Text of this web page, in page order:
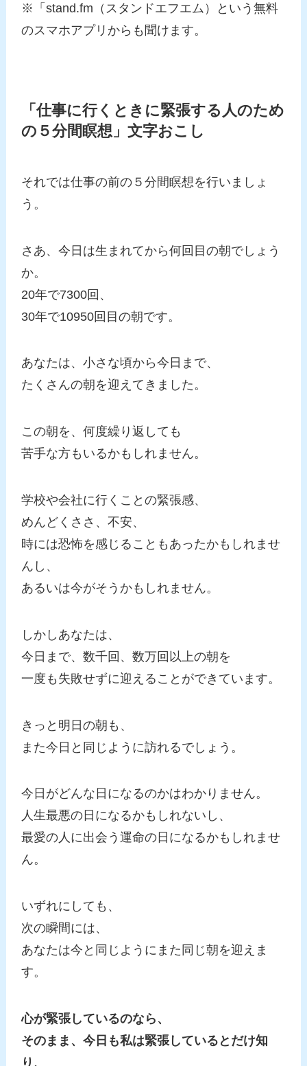
※「stand.fm（スタンドエフエム）という無料
のスマホアプリからも聞けます。
「仕事に行くときに緊張する人のため
の５分間瞑想」文字おこし
それでは仕事の前の５分間瞑想を行いましょ
う。
さあ、今日は生まれてから何回目の朝でしょう
か。
20年で7300回、
30年で10950回目の朝です。
あなたは、小さな頃から今日まで、
たくさんの朝を迎えてきました。
この朝を、何度繰り返しても
苦手な方もいるかもしれません。
学校や会社に行くことの緊張感、
めんどくささ、不安、
時には恐怖を感じることもあったかもしれませ
んし、
あるいは今がそうかもしれません。
しかしあなたは、
今日まで、数千回、数万回以上の朝を
一度も失敗せずに迎えることができています。
きっと明日の朝も、
また今日と同じように訪れるでしょう。
今日がどんな日になるのかはわかりません。
人生最悪の日になるかもしれないし、
最愛の人に出会う運命の日になるかもしれませ
ん。
いずれにしても、
次の瞬間には、
あなたは今と同じようにまた同じ朝を迎えま
す。
心が緊張しているのなら、
そのまま、今日も私は緊張しているとだけ知
り、